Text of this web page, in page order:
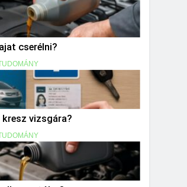
cserélni?
vizsgára?